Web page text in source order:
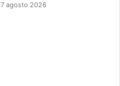
7 agosto 2026